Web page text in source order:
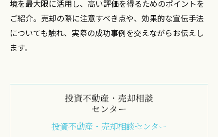
境を最大限に活用し、高い評価を得るためのポイントを
ご紹介。売却の際に注意すべき点や、効果的な宣伝手法
についても触れ、実際の成功事例を交えながらお伝えし
ます。
投資不動産・売却相談センター